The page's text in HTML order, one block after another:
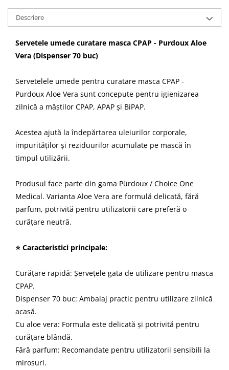
Descriere
Servetele umede curatare masca CPAP - Purdoux Aloe
Vera (Dispenser 70 buc)
Servetelele umede pentru curatare masca CPAP -
Purdoux Aloe Vera sunt concepute pentru igienizarea
zilnică a măștilor CPAP, APAP și BiPAP.
Acestea ajută la îndepărtarea uleiurilor corporale,
impurităților și reziduurilor acumulate pe mască în
timpul utilizării.
Produsul face parte din gama Pürdoux / Choice One
Medical. Varianta Aloe Vera are formulă delicată, fără
parfum, potrivită pentru utilizatorii care preferă o
curățare neutră.
⭐ Caracteristici principale:
Curățare rapidă: Șervețele gata de utilizare pentru masca
CPAP.
Dispenser 70 buc: Ambalaj practic pentru utilizare zilnică
acasă.
Cu aloe vera: Formula este delicată și potrivită pentru
curățare blândă.
Fără parfum: Recomandate pentru utilizatorii sensibili la
mirosuri.